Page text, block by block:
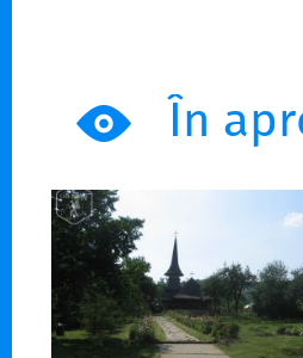
În